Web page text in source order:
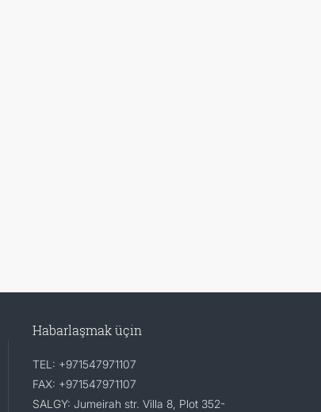
Habarlaşmak üçin
TEL: +971547971107
FAX: +971547971107
SALGY: Jumeirah str. Villa 8, Plot 352-